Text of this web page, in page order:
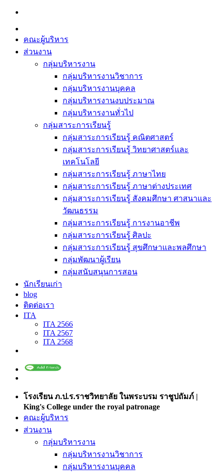
Skip
content
คณะผู้บริหาร
ส่วนงาน
กลุ่มบริหารงาน
กลุ่มบริหารงานวิชาการ
กลุ่มบริหารงานบุคคล
กลุ่มบริหารงานงบประมาณ
กลุ่มบริหารงานทั่วไป
กลุ่มสาระการเรียนรู้
กลุ่มสาระการเรียนรู้ คณิตศาสตร์
กลุ่มสาระการเรียนรู้ วิทยาศาสตร์และ
เทคโนโลยี
กลุ่มสาระการเรียนรู้ ภาษาไทย
กลุ่มสาระการเรียนรู้ ภาษาต่างประเทศ
กลุ่มสาระการเรียนรู้ สังคมศึกษา ศาสนาและ
วัฒนธรรม
กลุ่มสาระการเรียนรู้ การงานอาชีพ
กลุ่มสาระการเรียนรู้ ศิลปะ
กลุ่มสาระการเรียนรู้ สุขศึกษาและพลศึกษา
กลุ่มพัฒนาผู้เรียน
กลุ่มสนับสนุนการสอน
นักเรียนเก่า
blog
ติดต่อเรา
ITA
ITA 2566
ITA 2567
ITA 2568
โรงเรียน ภ.ป.ร.ราชวิทยาลัย ในพระบรม ราชูปถัมภ์ |
King's College under the royal patronage
คณะผู้บริหาร
ส่วนงาน
กลุ่มบริหารงาน
กลุ่มบริหารงานวิชาการ
กลุ่มบริหารงานบุคคล